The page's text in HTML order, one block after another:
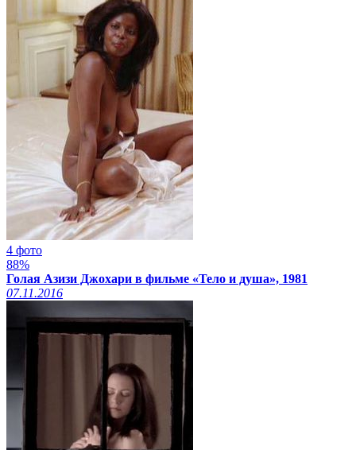
4 фото
88%
Голая Азизи Джохари в фильме «Тело и душа», 1981
07.11.2016